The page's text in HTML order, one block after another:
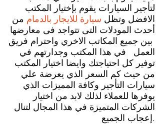
لتأجير السيارات يقوم بإختيار المكتب
الافضل وتظل سيارة للايجار بالدمام من
أحدث المودلات التى تتواجد فى معارضها
بين جميع المكاتب الاخري واحترام فريق
العمل في هذا المكتب وجدارتهم في
توفير كل احتياجتك وايضا اختيار المكتب
من حيث كم السعر الذي يعرضة علي
سيارات التأجير وكافة المميزات الذي
يوفرها للعملاء لذلك لابد من اختيار
الشركات المتميزة في هذا المجال لتنال
إعجاب الجميع.